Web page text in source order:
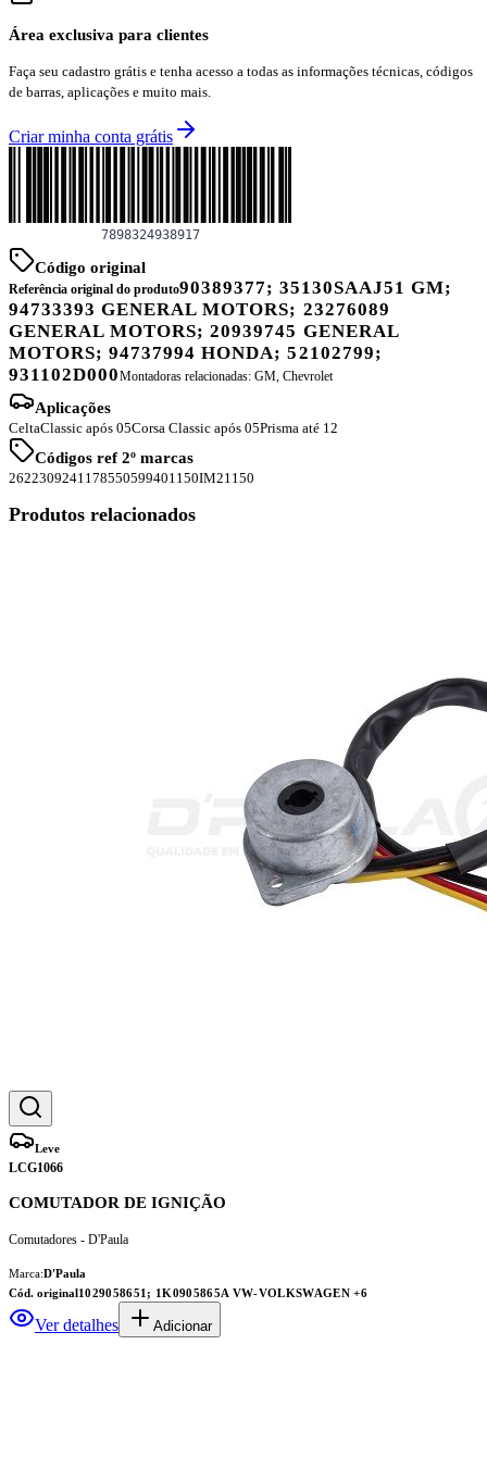
Área exclusiva para clientes
Faça seu cadastro grátis e tenha acesso a todas as informações técnicas, códigos
de barras, aplicações e muito mais.
Criar minha conta grátis
Código original
Referência original do produto90389377; 35130SAAJ51 GM;
94733393 GENERAL MOTORS; 23276089
GENERAL MOTORS; 20939745 GENERAL
MOTORS; 94737994 HONDA; 52102799;
931102D000Montadoras relacionadas: GM, Chevrolet
Aplicações
CeltaClassic após 05Corsa Classic após 05Prisma até 12
Códigos ref 2º marcas
2622309241178550599401150IM21150
Produtos relacionados
Leve
LCG1066
COMUTADOR DE IGNIÇÃO
Comutadores - D'Paula
Marca:D'Paula
Cód. original1029058651; 1K0905865A VW-VOLKSWAGEN+6
Ver detalhes Adicionar